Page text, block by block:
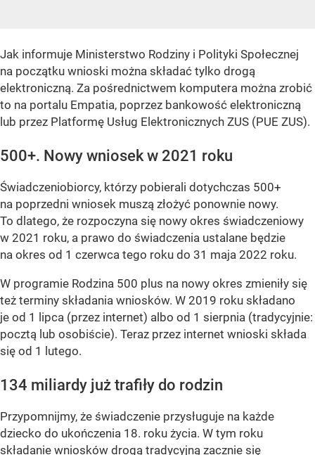
Jak informuje Ministerstwo Rodziny i Polityki Społecznej
na początku wnioski można składać tylko drogą
elektroniczną. Za pośrednictwem komputera można zrobić
to na portalu Empatia, poprzez bankowość elektroniczną
lub przez Platformę Usług Elektronicznych ZUS (PUE ZUS).
500+. Nowy wniosek w 2021 roku
Świadczeniobiorcy, którzy pobierali dotychczas 500+
na poprzedni wniosek muszą złożyć ponownie nowy.
To dlatego, że rozpoczyna się nowy okres świadczeniowy
w 2021 roku, a prawo do świadczenia ustalane będzie
na okres od 1 czerwca tego roku do 31 maja 2022 roku.
W programie Rodzina 500 plus na nowy okres zmieniły się
też terminy składania wniosków. W 2019 roku składano
je od 1 lipca (przez internet) albo od 1 sierpnia (tradycyjnie:
pocztą lub osobiście). Teraz przez internet wnioski składa
się od 1 lutego.
134 miliardy już trafiły do rodzin
Przypomnijmy, że świadczenie przysługuje na każde
dziecko do ukończenia 18. roku życia. W tym roku
składanie wniosków drogą tradycyjną zacznie się